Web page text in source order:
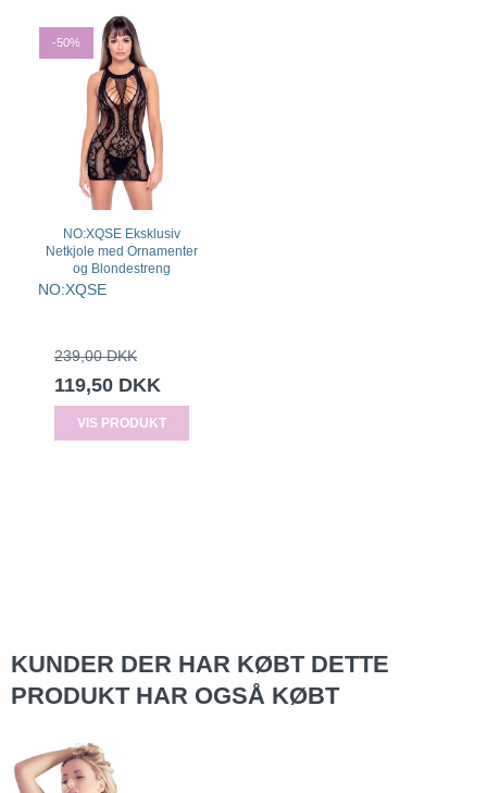
-50%
NO:XQSE Eksklusiv
Netkjole med Ornamenter
og Blondestreng
NO:XQSE
239,00 DKK
119,50 DKK
VIS PRODUKT
KUNDER DER HAR KØBT DETTE
PRODUKT HAR OGSÅ KØBT